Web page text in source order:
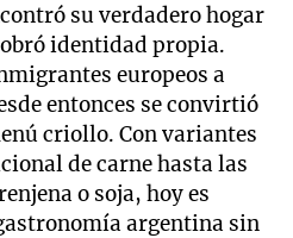
su verdadero hogar
identidad propia.
europeos a
entonces se convirtió
criollo. Con variantes
de carne hasta las
o soja, hoy es
argentina sin